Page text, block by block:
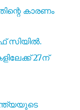
കാരണം
സിയിൽ.
27ന്